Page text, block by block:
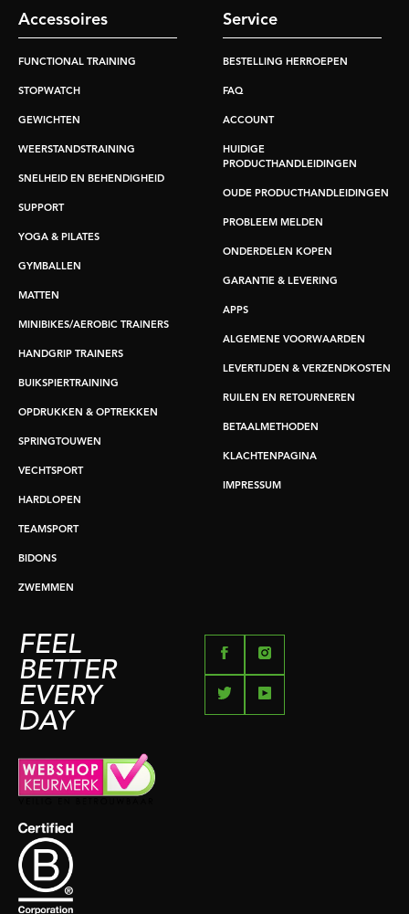
Accessoires
FUNCTIONAL TRAINING
STOPWATCH
GEWICHTEN
WEERSTANDSTRAINING
SNELHEID EN BEHENDIGHEID
SUPPORT
YOGA & PILATES
GYMBALLEN
MATTEN
MINIBIKES/AEROBIC TRAINERS
HANDGRIP TRAINERS
BUIKSPIERTRAINING
OPDRUKKEN & OPTREKKEN
SPRINGTOUWEN
VECHTSPORT
HARDLOPEN
TEAMSPORT
BIDONS
ZWEMMEN
Service
BESTELLING HERROEPEN
FAQ
ACCOUNT
HUIDIGE
PRODUCTHANDLEIDINGEN
OUDE PRODUCTHANDLEIDINGEN
PROBLEEM MELDEN
ONDERDELEN KOPEN
GARANTIE & LEVERING
APPS
ALGEMENE VOORWAARDEN
LEVERTIJDEN & VERZENDKOSTEN
RUILEN EN RETOURNEREN
BETAALMETHODEN
KLACHTENPAGINA
IMPRESSUM
FEEL
BETTER
EVERY
DAY